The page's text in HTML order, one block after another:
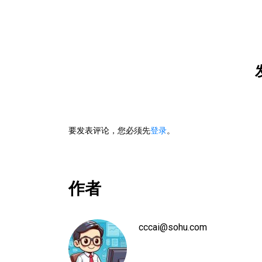
要发表评论，您必须先登录。
作者
cccai@sohu.com